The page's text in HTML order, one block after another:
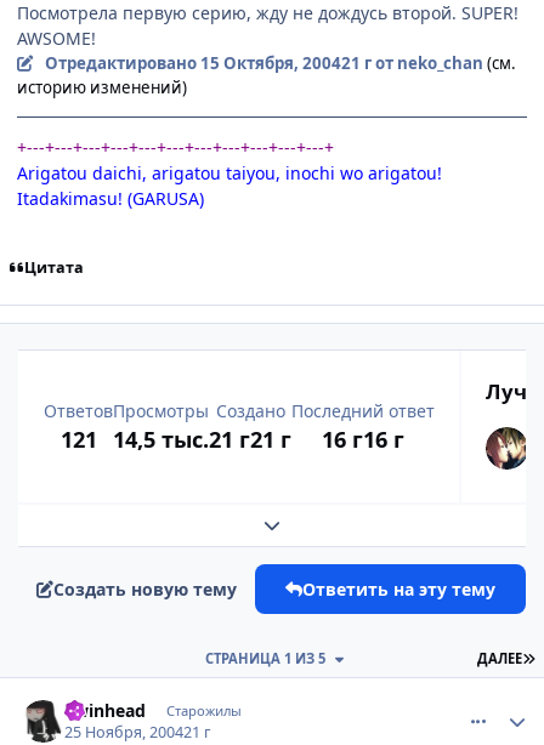
Посмотрела первую серию, жду не дождусь второй. SUPER!
AWSOME!
Отредактировано 15 Октября, 200421 гот neko_chan (см.
историю изменений)
+---+---+---+---+---+---+---+---+---+---+---+
Arigatou daichi, arigatou taiyou, inochi wo arigatou!
Itadakimasu! (GARUSA)
Цитата
Ответов
121
Просмотры
14,5 тыс.
Создано
21 г21 г
Последний ответ
16 г16 г
Развернуть обзор темы
Создать новую тему Ответить на эту тему
ДАЛЕЕ
СТРАНИЦА 1 ИЗ 5
Twinhead Старожилы
25 Ноября, 200421 г